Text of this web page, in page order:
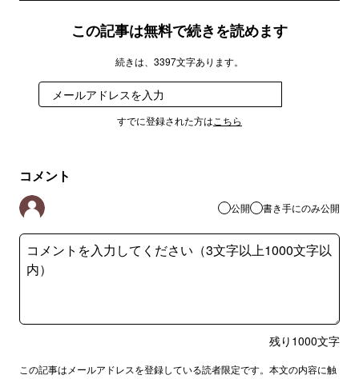
この記事は無料で続きを読めます
続きは、3397文字あります。
すでに登録された方は こちら
コメント
公開 書き手にのみ公開
残り 1000文字
この記事はメールアドレスを登録している読者限定です。本文の内容に触